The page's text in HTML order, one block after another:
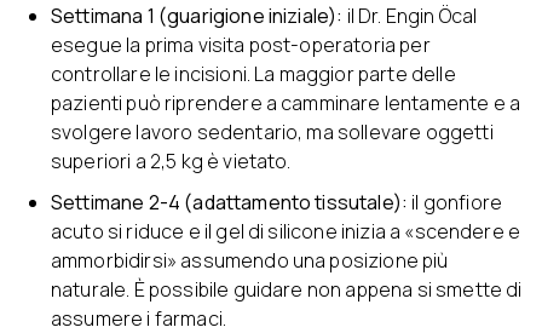
Settimana 1 (guarigione iniziale): il Dr. Engin Öcal
esegue la prima visita post-operatoria per
controllare le incisioni. La maggior parte delle
pazienti può riprendere a camminare lentamente e a
svolgere lavoro sedentario, ma sollevare oggetti
superiori a 2,5 kg è vietato.
Settimane 2-4 (adattamento tissutale): il gonfiore
acuto si riduce e il gel di silicone inizia a «scendere e
ammorbidirsi» assumendo una posizione più
naturale. È possibile guidare non appena si smette di
assumere i farmaci.